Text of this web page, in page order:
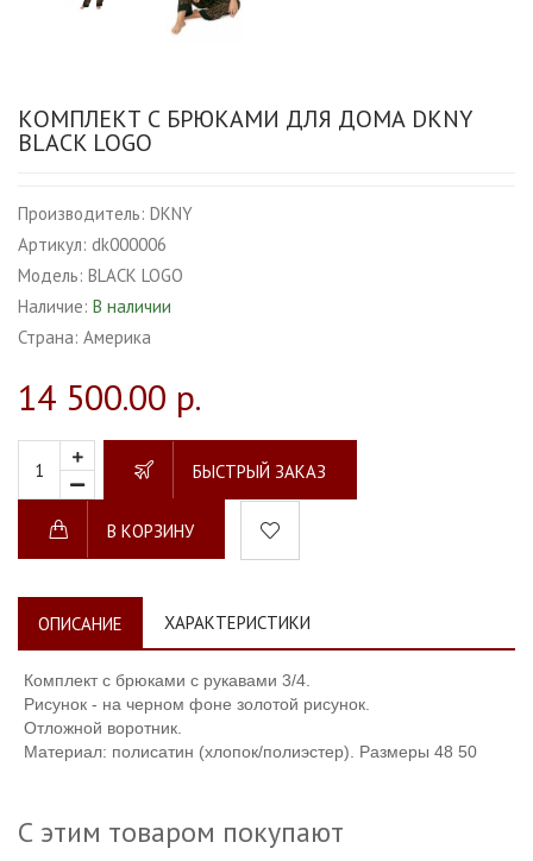
КОМПЛЕКТ С БРЮКАМИ ДЛЯ ДОМА DKNY
BLACK LOGO
Производитель: DKNY
Артикул: dk000006
Модель: BLACK LOGO
Наличие: В наличии
Страна: Америка
14 500.00 р.
БЫСТРЫЙ ЗАКАЗ
В КОРЗИНУ
ОПИСАНИЕ ХАРАКТЕРИСТИКИ
Комплект с брюками с рукавами 3/4.
Рисунок - на черном фоне золотой рисунок.
Отложной воротник.
Материал: полисатин (хлопок/полиэстер). Размеры 48 50
С этим товаром покупают